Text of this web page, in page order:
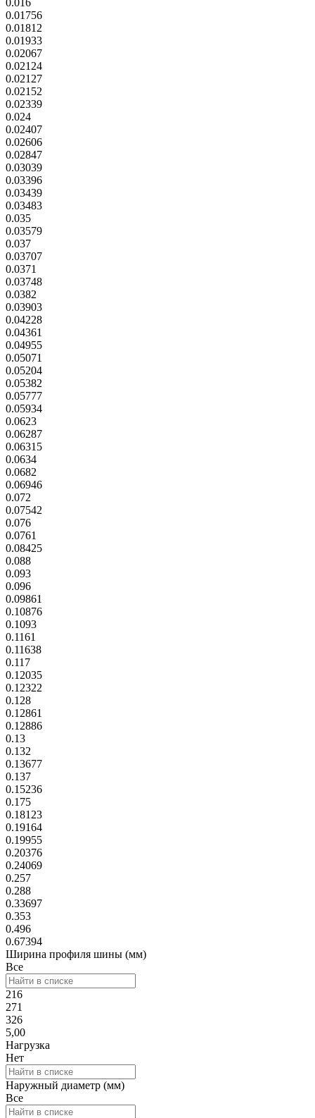
0.01756
0.01812
0.01933
0.02067
0.02124
0.02127
0.02152
0.02339
0.024
0.02407
0.02606
0.02847
0.03039
0.03396
0.03439
0.03483
0.035
0.03579
0.037
0.03707
0.0371
0.03748
0.0382
0.03903
0.04228
0.04361
0.04955
0.05071
0.05204
0.05382
0.05777
0.05934
0.0623
0.06287
0.06315
0.0634
0.0682
0.06946
0.072
0.07542
0.076
0.0761
0.08425
0.088
0.093
0.096
0.09861
0.10876
0.1093
0.1161
0.11638
0.117
0.12035
0.12322
0.128
0.12861
0.12886
0.13
0.132
0.13677
0.137
0.15236
0.175
0.18123
0.19164
0.19955
0.20376
0.24069
0.257
0.288
0.33697
0.353
0.496
0.67394
Ширина профиля шины (мм)
Все
216
271
326
5,00
Нагрузка
Нет
Наружный диаметр (мм)
Все